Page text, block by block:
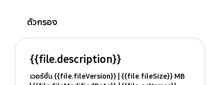
ตัวกรอง
{{file.description}}
เวอร์ชั่น {{file.fileVersion}} {{file.fileSize}} MB